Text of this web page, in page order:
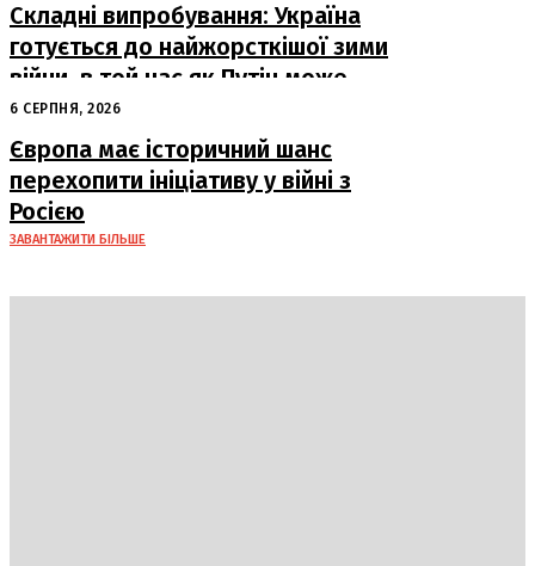
Складні випробування: Україна
готується до найжорсткішої зими
війни, в той час як Путін може
капітулювати навесні
6 СЕРПНЯ, 2026
Європа має історичний шанс
перехопити ініціативу у війні з
Росією
ЗАВАНТАЖИТИ БІЛЬШЕ